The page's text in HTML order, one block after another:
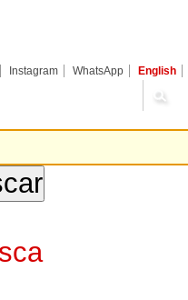
Instagram WhatsApp English